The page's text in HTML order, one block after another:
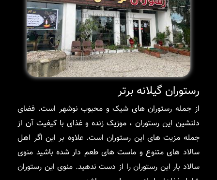
رستوران گیلانه برتر
از جمله رستوران های شیک و محبوب نوشهر است. فضای
دلنشین این رستوران ، موزیک زنده و غذای با کیفیت آن از
جمله مزیت های این رستوران است. علاوه بر این اگر اهل
سالاد های متنوع و ماست های طعم دار شده باشید منوی
سالاد بار این رستوران را از دست ندهید. منوی این رستوران